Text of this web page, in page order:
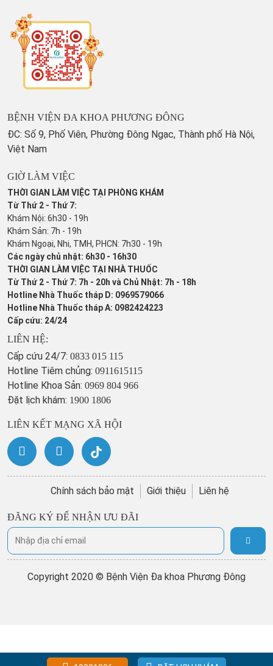
BỆNH VIỆN ĐA KHOA PHƯƠNG ĐÔNG
ĐC: Số 9, Phố Viên, Phường Đông Ngạc, Thành phố Hà Nội,
Việt Nam
GIỜ LÀM VIỆC
THỜI GIAN LÀM VIỆC TẠI PHÒNG KHÁM
Từ Thứ 2 - Thứ 7:
Khám Nội: 6h30 - 19h
Khám Sản: 7h - 19h
Khám Ngoại, Nhi, TMH, PHCN: 7h30 - 19h
Các ngày chủ nhật: 6h30 - 16h30
THỜI GIAN LÀM VIỆC TẠI NHÀ THUỐC
Từ Thứ 2 - Thứ 7: 7h - 20h và Chủ Nhật: 7h - 18h
Hotline Nhà Thuốc tháp D: 0969579066
Hotline Nhà Thuốc tháp A: 0982424223
Cấp cứu: 24/24
LIÊN HỆ:
Cấp cứu 24/7: 0833 015 115
Hotline Tiêm chủng: 0911615115
Hotline Khoa Sản: 0969 804 966
Đặt lịch khám: 1900 1806
LIÊN KẾT MẠNG XÃ HỘI
Chính sách bảo mật Giới thiệu Liên hệ
ĐĂNG KÝ ĐỂ NHẬN ƯU ĐÃI
Copyright 2020 © Bệnh Viện Đa khoa Phương Đông